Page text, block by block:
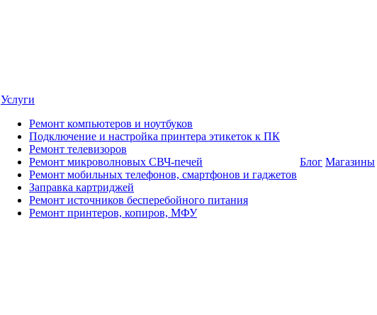
Услуги
Ремонт компьютеров и ноутбуков
Подключение и настройка принтера этикеток к ПК
Ремонт телевизоров
Ремонт микроволновых СВЧ-печей
Ремонт мобильных телефонов, смартфонов и гаджетов
Заправка картриджей
Ремонт источников бесперебойного питания
Ремонт принтеров, копиров, МФУ
Блог Магазины